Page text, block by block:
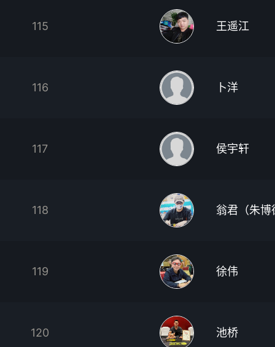
115 王遥江
116 卜洋
117 侯宇轩
118 翁君（朱博
119 徐伟
120 池桥